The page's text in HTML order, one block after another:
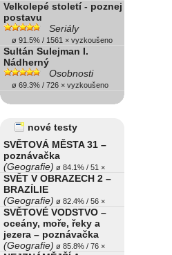
Velkolepé století - poznej
postavu
Seriály
ø 91.5% / 1561 × vyzkoušeno
Sultán Sulejman I.
Nádherný
Osobnosti
ø 69.3% / 726 × vyzkoušeno
nové testy
SVĚTOVÁ MĚSTA 31 –
poznávačka
(Geografie) ø 84.1% / 51 ×
SVĚT V OBRAZECH 2 –
BRAZÍLIE
(Geografie) ø 82.4% / 56 ×
SVĚTOVÉ VODSTVO –
oceány, moře, řeky a
jezera – poznávačka
(Geografie) ø 85.8% / 76 ×